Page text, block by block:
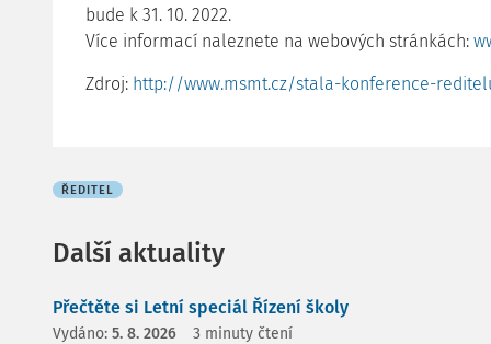
bude k 31. 10. 2022.
Více informací naleznete na webových stránkách:
Zdroj: http://www.msmt.cz/stala-konference-
ŘEDITEL
Další aktuality
Přečtěte si Letní speciál Řízení školy
Vydáno: 5. 8. 2026 3 minuty čtení